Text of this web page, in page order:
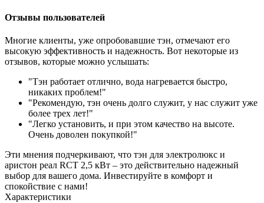
Отзывы пользователей
Многие клиенты, уже опробовавшие тэн, отмечают его
высокую эффективность и надежность. Вот некоторые из
отзывов, которые можно услышать:
"Тэн работает отлично, вода нагревается быстро,
никаких проблем!"
"Рекомендую, тэн очень долго служит, у нас служит уже
более трех лет!"
"Легко установить, и при этом качество на высоте.
Очень доволен покупкой!"
Эти мнения подчеркивают, что тэн для электролюкс и
аристон реал RCT 2,5 кВт – это действительно надежный
выбор для вашего дома. Инвестируйте в комфорт и
спокойствие с нами!
Характеристики